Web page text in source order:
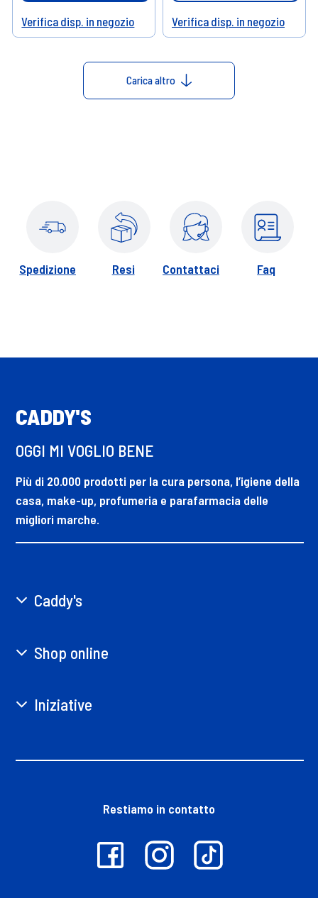
Help
Verifica disp. in negozio
Help
Verifica disp. in negozio
Carica altro
Spedizione Resi Contattaci Faq
CADDY'S
OGGI MI VOGLIO BENE
Più di 20.000 prodotti per la cura persona, l’igiene della
casa, make-up, profumeria e parafarmacia delle
migliori marche.
Caddy's
Shop online
Iniziative
Restiamo in contatto